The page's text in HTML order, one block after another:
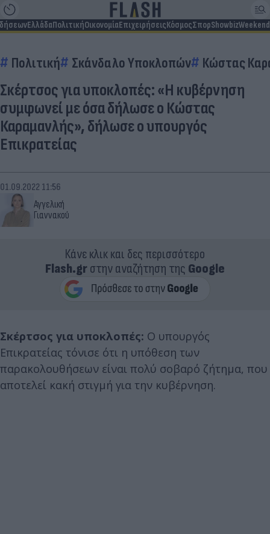
ΕλλάδαΠολιτικήΟικονομίαΕπιχειρήσειςΚόσμοςΣπορShowbizWeekend
Πολιτική Σκάνδαλο Υποκλοπών Κώστας
Σκέρτσος για υποκλοπές: «Η κυβέρνηση
συμφωνεί με όσα δήλωσε ο Κώστας
Καραμανλής», δήλωσε ο υπουργός
Επικρατείας
Αγγελική
Γιαννακού
01.09.2022 11:56
Κάνε κλικ και δες περισσότερο
Flash.grστην αναζήτηση της Google
Σκέρτσος για υποκλοπές: Ο υπουργός
Επικρατείας τόνισε ότι η υπόθεση των
παρακολουθήσεων είναι πολύ σοβαρό ζήτημα, που
αποτελεί κακή στιγμή για την κυβέρνηση.